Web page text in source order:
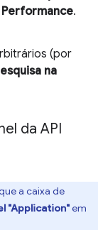
Performance.
(por
na
da API
a caixa de
"Application"em